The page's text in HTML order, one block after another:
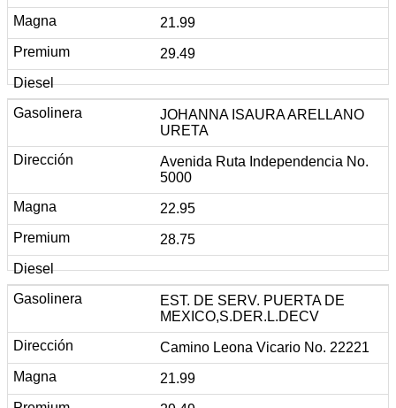
21.99
29.49
JOHANNA ISAURA ARELLANO
URETA
Avenida Ruta Independencia No.
5000
22.95
28.75
EST. DE SERV. PUERTA DE
MEXICO,S.DER.L.DECV
Camino Leona Vicario No. 22221
21.99